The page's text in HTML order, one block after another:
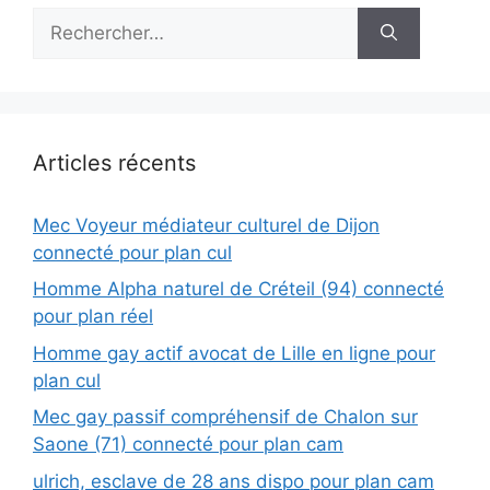
Articles récents
Mec Voyeur médiateur culturel de Dijon
connecté pour plan cul
Homme Alpha naturel de Créteil (94) connecté
pour plan réel
Homme gay actif avocat de Lille en ligne pour
plan cul
Mec gay passif compréhensif de Chalon sur
Saone (71) connecté pour plan cam
ulrich, esclave de 28 ans dispo pour plan cam